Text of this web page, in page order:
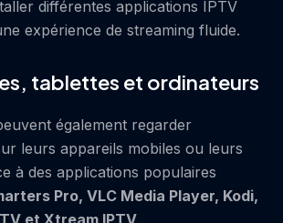
différentes applications IPTV
expérience de streaming fluide.
tablettes et ordinateurs
également regarder
leurs appareils mobiles ou leurs
à des applications populaires
Pro, VLC Media Player, Kodi,
et Xtream IPTV